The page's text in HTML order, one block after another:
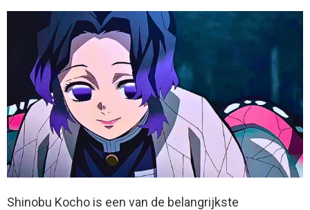
Shinobu Kocho is een van de belangrijkste